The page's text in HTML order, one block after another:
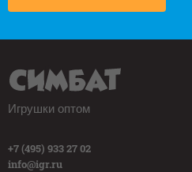
Игрушки оптом
+7 (495) 933 27 02
info@igr.ru